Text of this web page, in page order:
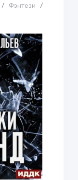
/ Фэнтези
/